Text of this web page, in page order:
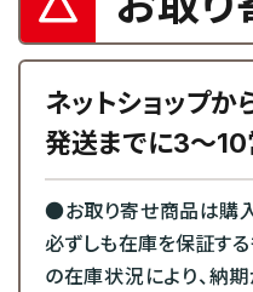
ネットショップか
発送までに3～10
●お取り寄せ商品は購
必ずしも在庫を保証する
の在庫状況により、納